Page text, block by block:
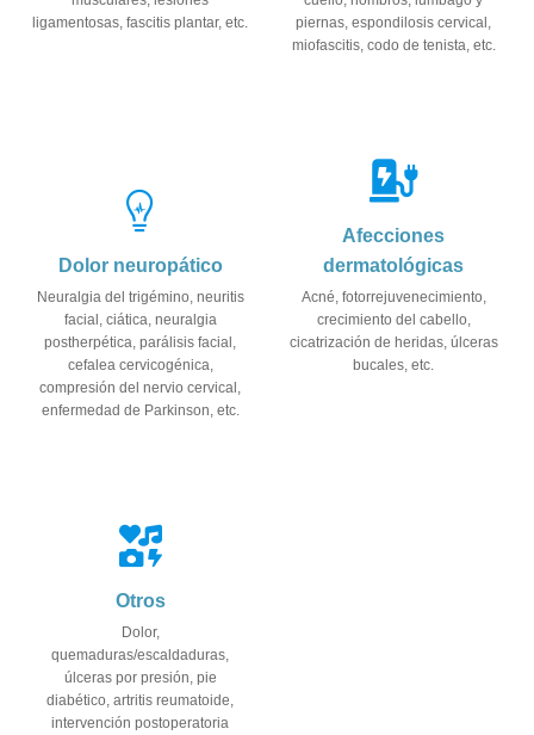
ligamentosas, fascitis plantar, etc.
piernas, espondilosis cervical,
miofascitis, codo de tenista, etc.
Dolor neuropático
Neuralgia del trigémino, neuritis
facial, ciática, neuralgia
postherpética, parálisis facial,
cefalea cervicogénica,
compresión del nervio cervical,
enfermedad de Parkinson, etc.
Afecciones
dermatológicas
Acné, fotorrejuvenecimiento,
crecimiento del cabello,
cicatrización de heridas, úlceras
bucales, etc.
Otros
Dolor,
quemaduras/escaldaduras,
úlceras por presión, pie
diabético, artritis reumatoide,
intervención postoperatoria